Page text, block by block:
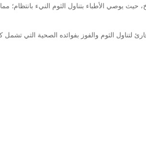
حيث يوصي الأطباء بتناول الثوم النيء بانتظام؛
لتناول الثوم والفوز بفوائده الصحية التي